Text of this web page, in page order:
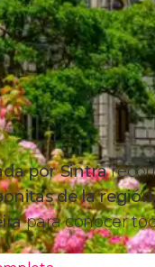
por Sintra
de la región
para conocer